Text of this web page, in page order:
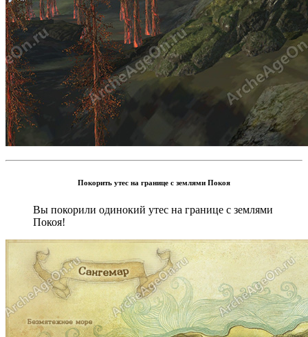
Покорить утес на границе с землями Покоя
Вы покорили одинокий утес на границе с землями
Покоя!